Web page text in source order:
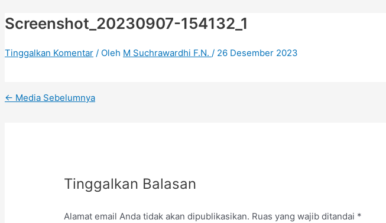
Screenshot_20230907-154132_1
Tinggalkan Komentar / Oleh M Suchrawardhi F.N. / 26 Desember 2023
← Media Sebelumnya
Tinggalkan Balasan
Alamat email Anda tidak akan dipublikasikan. Ruas yang wajib ditandai *